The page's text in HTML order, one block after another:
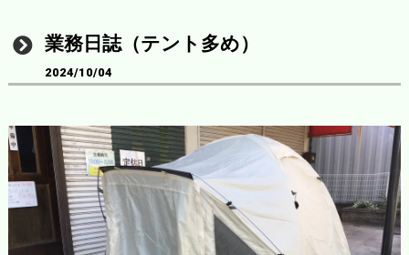
業務日誌（テント多め）
2024/10/04